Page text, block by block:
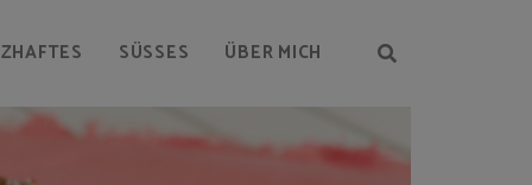
SÜSSES ÜBER MICH